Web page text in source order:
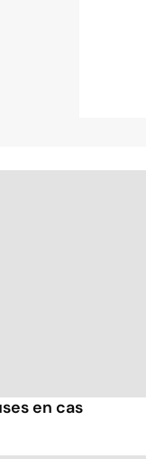
en cas